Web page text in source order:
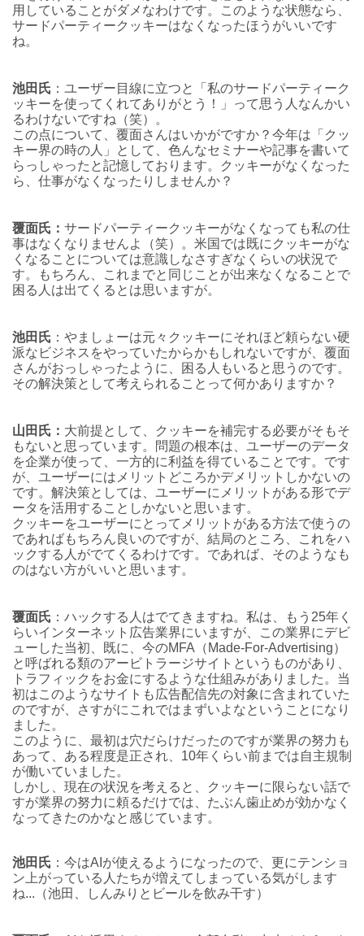
用していることがダメなわけです。このような状態なら、
サードパーティークッキーはなくなったほうがいいです
ね。
池田氏 ：ユーザー目線に立つと「私のサードパーティーク
ッキーを使ってくれてありがとう！」って思う人なんかい
るわけないですね（笑）。
この点について、覆面さんはいかがですか？今年は「クッ
キー界の時の人」として、色んなセミナーや記事を書いて
らっしゃったと記憶しております。クッキーがなくなった
ら、仕事がなくなったりしませんか？
覆面氏： サードパーティークッキーがなくなっても私の仕
事はなくなりませんよ（笑）。米国では既にクッキーがな
くなることについては意識しなさすぎなくらいの状況で
す。もちろん、これまでと同じことが出来なくなることで
困る人は出てくるとは思いますが。
池田氏 ：やましょーは元々クッキーにそれほど頼らない硬
派なビジネスをやっていたからかもしれないですが、覆面
さんがおっしゃったように、困る人もいると思うのです。
その解決策として考えられることって何かありますか？
山田氏： 大前提として、クッキーを補完する必要がそもそ
もないと思っています。問題の根本は、ユーザーのデータ
を企業が使って、一方的に利益を得ていることです。です
が、ユーザーにはメリットどころかデメリットしかないの
です。解決策としては、ユーザーにメリットがある形でデ
ータを活用することしかないと思います。
クッキーをユーザーにとってメリットがある方法で使うの
であればもちろん良いのですが、結局のところ、これをハ
ックする人がでてくるわけです。であれば、そのようなも
のはない方がいいと思います。
覆面氏 ：ハックする人はでてきますね。私は、もう25年く
らいインターネット広告業界にいますが、この業界にデビ
ューした当初、既に、今のMFA（Made-For-Advertising）
と呼ばれる類のアービトラージサイトというものがあり、
トラフィックをお金にするような仕組みがありました。当
初はこのようなサイトも広告配信先の対象に含まれていた
のですが、さすがにこれではまずいよなということになり
ました。
このように、最初は穴だらけだったのですが業界の努力も
あって、ある程度是正され、10年くらい前までは自主規制
が働いていました。
しかし、現在の状況を考えると、クッキーに限らない話で
すが業界の努力に頼るだけでは、たぶん歯止めが効かなく
なってきたのかなと感じています。
池田氏 ：今はAIが使えるようになったので、更にテンショ
ン上がっている人たちが増えてしまっている気がします
ね...（池田、しんみりとビールを飲み干す）